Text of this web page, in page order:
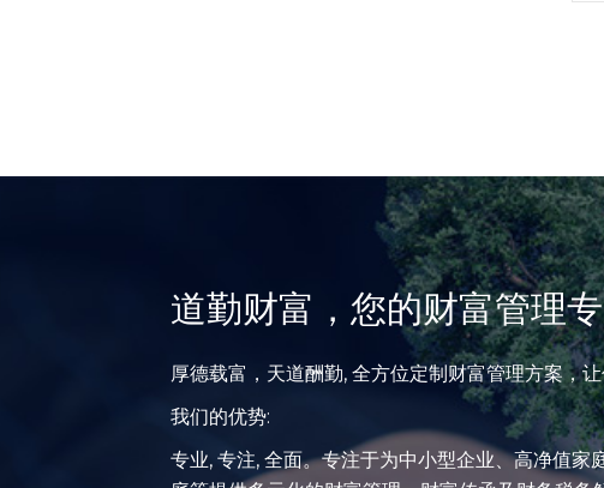
道勤财富，您的财富管理
厚德载富，天道酬勤, 全方位定制财富管理方案，
我们的优势:
专业, 专注, 全面。专注于为中小型企业、高净值家